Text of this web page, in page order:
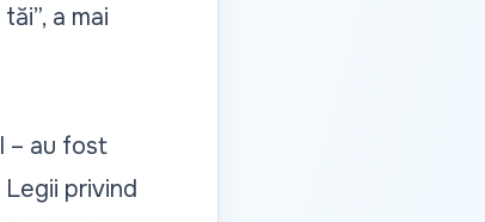
tăi”, a mai
– au fost
privind